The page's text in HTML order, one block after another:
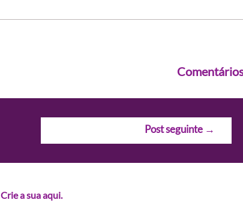
Post seguinte →
Crie a sua aqui.